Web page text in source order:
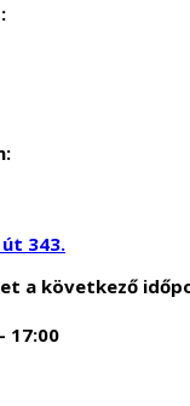
343.
a következő
17:00